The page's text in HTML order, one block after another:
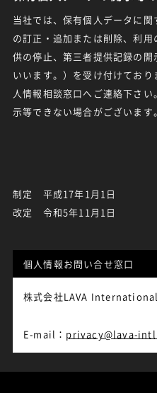
当社では、保有個人データに
の訂正・追加または削除、利
供の停止、第三者提供記録の
いいます。）を受け付けてお
人情報相談窓口へご連絡下さ
示等できない場合がございます
制定 平成17年1月1日
改定 令和5年11月1日
個人情報お問い合せ窓口
株式会社LAVA
E-mail： privacy@lava-